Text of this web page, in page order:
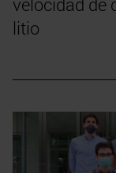
velocidad de
litio